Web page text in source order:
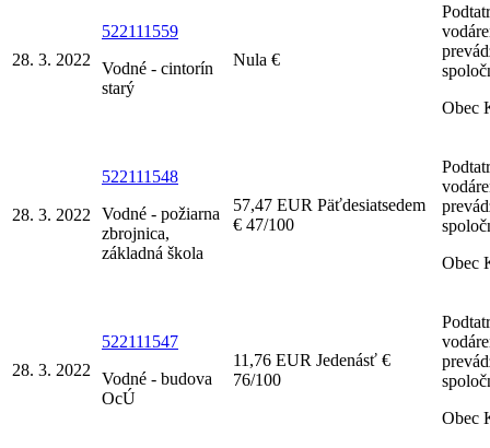
28. 3. 2022
522111559
Vodné - cintorín
starý
Nula €
Obec
28. 3. 2022
522111548
Vodné - požiarna
zbrojnica,
základná škola
57,47 EUR Päťdesiatsedem
€ 47/100
Obec
28. 3. 2022
522111547
Vodné - budova
OcÚ
11,76 EUR Jedenásť €
76/100
Obec